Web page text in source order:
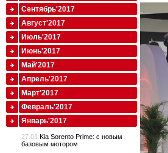
Сентябрь'2017
Август'2017
Июль'2017
Июнь'2017
Май'2017
Апрель'2017
Март'2017
Февраль'2017
Январь'2017
27.01 Kia Sorento Prime: с новым
базовым мотором